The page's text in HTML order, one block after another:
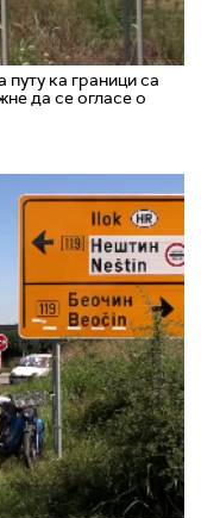
ка граници са
да се огласе о